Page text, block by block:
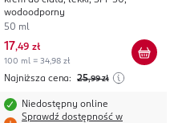
wodoodporny
50 ml
17,49 zł
100 ml = 34,98 zł
Najniższa cena: 25,99 zł
Niedostępny online
Sprawdź dostępność w